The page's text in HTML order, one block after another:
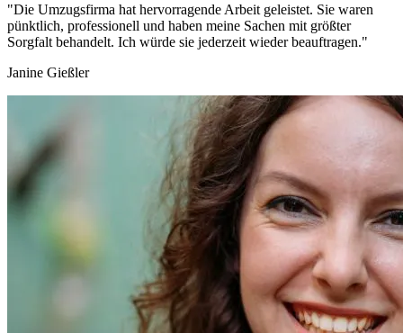
"Die Umzugsfirma hat hervorragende Arbeit geleistet. Sie waren
pünktlich, professionell und haben meine Sachen mit größter
Sorgfalt behandelt. Ich würde sie jederzeit wieder beauftragen."
Janine Gießler